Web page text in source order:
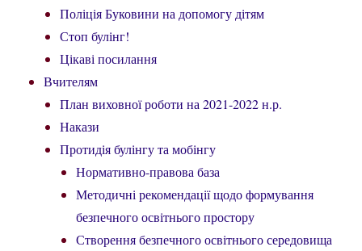
Поліція Буковини на допомогу дітям
Стоп булінг!
Цікаві посилання
Вчителям
План виховної роботи на 2021-2022 н.р.
Накази
Протидія булінгу та мобінгу
Нормативно-правова база
Методичні рекомендації щодо формування
безпечного освітнього простору
Створення безпечного освітнього середовища